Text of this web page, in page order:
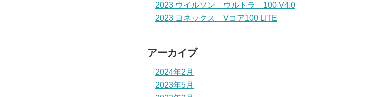
2023 ウイルソン ウルトラ 100 V4.0
2023 ヨネックス Vコア100 LITE
アーカイブ
2024年2月
2023年5月